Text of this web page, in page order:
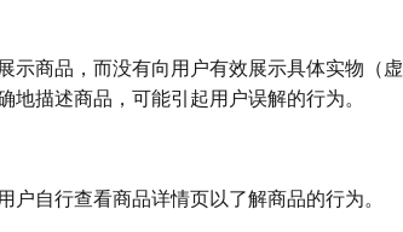
示商品，而没有向用户有效展示具体实物（虚
描述商品，可能引起用户误解的行为。
自行查看商品详情页以了解商品的行为。